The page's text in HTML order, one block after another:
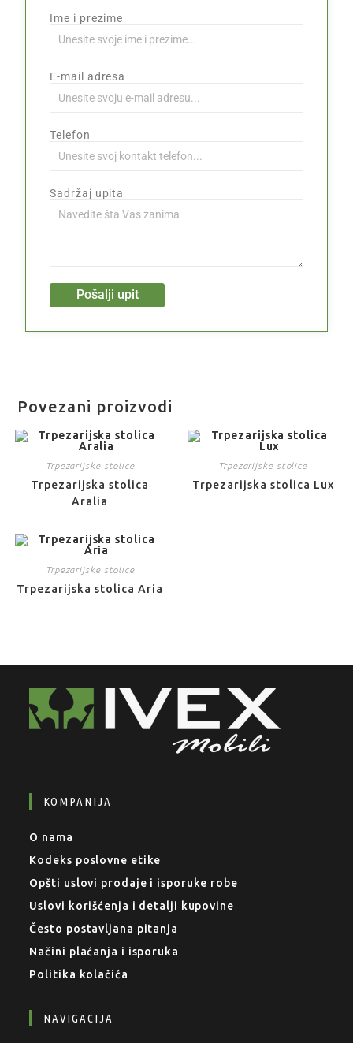
Ime i prezime
E-mail adresa
Telefon
Sadržaj upita
Pošalji upit
Povezani proizvodi
Trpezarijske stolice
Trpezarijska stolica
Aralia
Trpezarijske stolice
Trpezarijska stolica Lux
Trpezarijske stolice
Trpezarijska stolica Aria
KOMPANIJA
O nama
Kodeks poslovne etike
Opšti uslovi prodaje i isporuke robe
Uslovi korišćenja i detalji kupovine
Često postavljana pitanja
Načini plaćanja i isporuka
Politika kolačića
NAVIGACIJA